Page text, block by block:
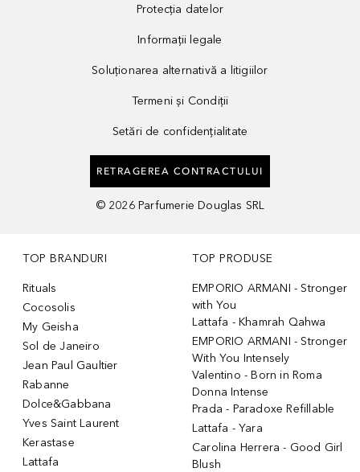
Protecția datelor
Informații legale
Soluționarea alternativă a litigiilor
Termeni și Condiții
Setări de confidențialitate
RETRAGEREA CONTRACTULUI
© 2026 Parfumerie Douglas SRL
TOP BRANDURI
Rituals
Cocosolis
My Geisha
Sol de Janeiro
Jean Paul Gaultier
Rabanne
Dolce&Gabbana
Yves Saint Laurent
Kerastase
Lattafa
TOP PRODUSE
EMPORIO ARMANI - Stronger
with You
Lattafa - Khamrah Qahwa
EMPORIO ARMANI - Stronger
With You Intensely
Valentino - Born in Roma
Donna Intense
Prada - Paradoxe Refillable
Lattafa - Yara
Carolina Herrera - Good Girl
Blush